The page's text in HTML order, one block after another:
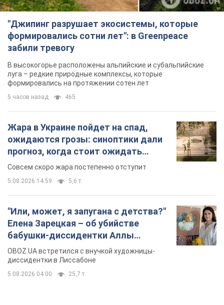
"Джипинг разрушает экосистемы, которые
формировались сотни лет": в Greenpeace
забили тревогу
В высокогорье расположены альпийские и субальпийские
луга – редкие природные комплексы, которые
формировались на протяжении сотен лет
5 часов назад 465
Жара в Украине пойдет на спад,
ожидаются грозы: синоптики дали
прогноз, когда стоит ожидать
изменения погоды
Совсем скоро жара постепенно отступит
5.08.2026 14:59 5,6 т.
"Или, может, я запугана с детства?"
Елена Зарецкая – об убийстве
бабушки-диссидентки Аллы
Горской, критике сына Стуса и
бегстве в Португалию с пятью
детьми
OBOZ.UA встретился с внучкой художницы-
диссидентки в Лиссабоне
5.08.2026 04:00 25,7 т.